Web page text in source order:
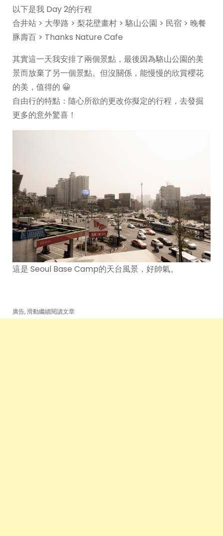
以下是我 Day 2的行程
合井站 > 大學路 > 梨花壁畫村 > 駱山公園 > 民宿 > 晚餐
豚壽百 > Thanks Nature Cafe
其實這一天我安排了兩個景點，最後因為駱山公園的美
景而放棄了另一個景點。但沒關係，能慢慢的欣賞櫻花
的美，值得的 😀
自由行的特點：隨心所欲的更改你擬定的行程，去發掘
更多的意外驚喜！
這是 Seoul Base Camp的天台風景，好帥氣。
廣告, 滑動繼續閱讀文章